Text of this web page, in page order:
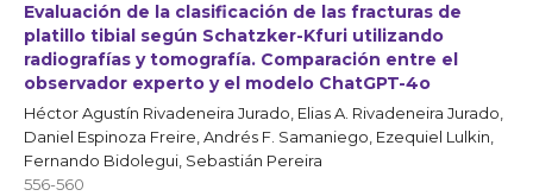
Evaluación de la clasificación de las fracturas de
platillo tibial según Schatzker-Kfuri utilizando
radiografías y tomografía. Comparación entre el
observador experto y el modelo ChatGPT-4o
Héctor Agustín Rivadeneira Jurado, Elias A. Rivadeneira Jurado,
Daniel Espinoza Freire, Andrés F. Samaniego, Ezequiel Lulkin,
Fernando Bidolegui, Sebastián Pereira
556-560